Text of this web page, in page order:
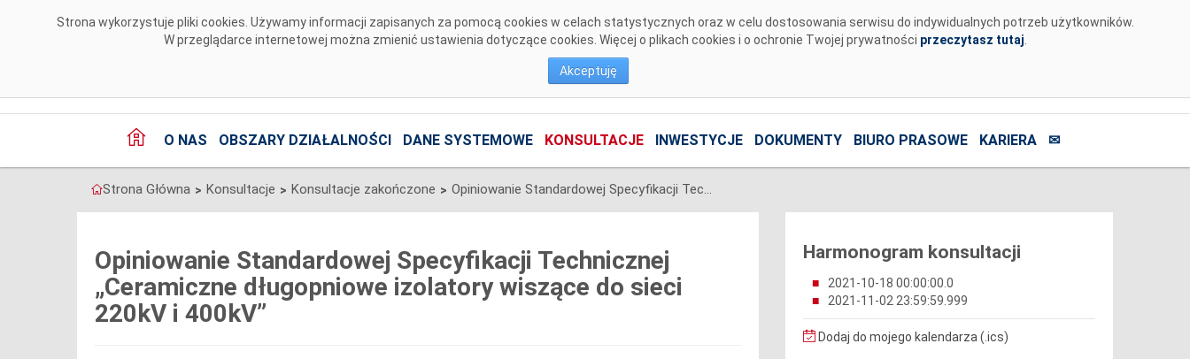
Strona wykorzystuje pliki cookies. Używamy informacji zapisanych za pomocą cookies w celach statystycznych oraz w celu dostosowania serwisu do indywidualnych potrzeb użytkowników.
W przeglądarce internetowej można zmienić ustawienia dotyczące cookies. Więcej o plikach cookies i o ochronie Twojej prywatności przeczytasz tutaj
Akceptuję
O NAS OBSZARY DZIAŁALNOŚCI DANE SYSTEMOWE KONSULTACJE INWESTYCJE DOKUMENTY BIURO PRASOWE KARIERA ✉
Strona Główna > Konsultacje > Konsultacje zakończone > Opiniowanie Standardowej Specyfikacji Technicznej „Ceramiczne długopniowe izolatory wiszące do sieci 220kV i 400kV”
Opiniowanie Standardowej Specyfikacji Technicznej
„Ceramiczne długopniowe izolatory wiszące do sieci
220kV i 400kV”
Harmonogram konsultacji
2021-10-18 00:00:00.0
2021-11-02 23:59:59.999
Dodaj do mojego kalendarza (.ics)